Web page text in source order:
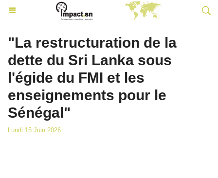
"La restructuration de la
dette du Sri Lanka sous
l'égide du FMI et les
enseignements pour le
Sénégal"
Lundi 15 Juin 2026